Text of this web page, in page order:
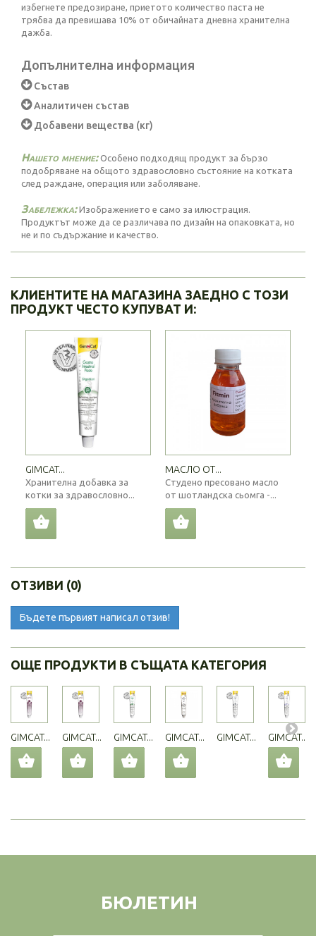
избегнете предозиране, приетото количество паста не
трябва да превишава 10% от обичайната дневна хранителна
дажба.
Допълнителна информация
Състав
Аналитичен състав
Добавени вещества (кг)
Нашето мнение:Особено подходящ продукт за бързо
подобряване на общото здравословно състояние на котката
след раждане, операция или заболяване.
Забележка:Изображението е само за илюстрация.
Продуктът може да се различава по дизайн на опаковката, но
не и по съдържание и качество.
КЛИЕНТИТЕ НА МАГАЗИНА ЗАЕДНО С ТОЗИ
ПРОДУКТ ЧЕСТО КУПУВАТ И:
GIMCAT...
Хранителна добавка за
котки за здравословно...
МАСЛО ОТ...
Студено пресовано масло
от шотландска сьомга -...
ОТЗИВИ (0)
Бъдете първият написал отзив!
ОЩЕ ПРОДУКТИ В СЪЩАТА КАТЕГОРИЯ
GIMCAT... GIMCAT... GIMCAT... GIMCAT... GIMCAT... GIMCAT...
БЮЛЕТИН